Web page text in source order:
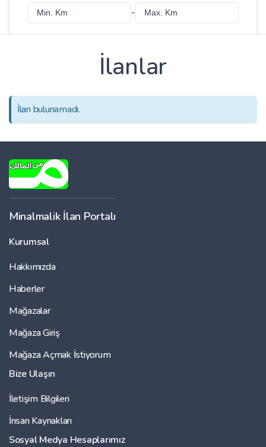
-
İlanlar
İlan bulunamadı.
Minalmalik İlan Portalı
Kurumsal
Hakkımızda
Haberler
Mağazalar
Mağaza Giriş
Mağaza Açmak İstiyorum
Bize Ulaşın
İletişim Bilgileri
İnsan Kaynakları
Sosyal Medya Hesaplarımız